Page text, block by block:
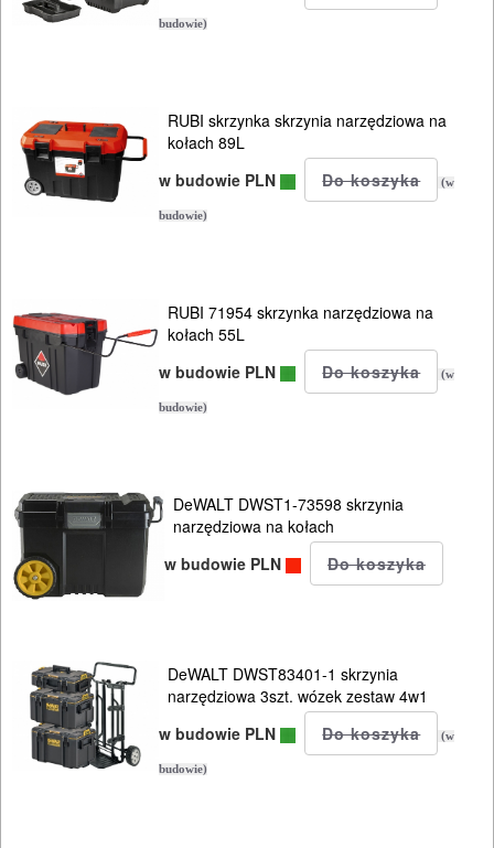
OBRÓBKA
WARSZTATOWE
I
RĘCZNE
NARZĘDZIA
HYDRAULICZNE
NARZĘDZIA
INSTALACYJNE,
PNEUMATYCZNE
AKCESORIA
KOMPRESORY
NARZĘDZIA
URZĄDZENIA
ROZRUCHOWE
PROSTOWNIKI
budowie)
RUBI skrzynka skrzynia narzędziowa na
kołach 89L
w budowie PLN
(w
budowie)
RUBI 71954 skrzynka narzędziowa na
kołach 55L
w budowie PLN
(w
budowie)
DeWALT DWST1-73598 skrzynia
narzędziowa na kołach
w budowie PLN
DeWALT DWST83401-1 skrzynia
narzędziowa 3szt. wózek zestaw 4w1
w budowie PLN
(w
budowie)